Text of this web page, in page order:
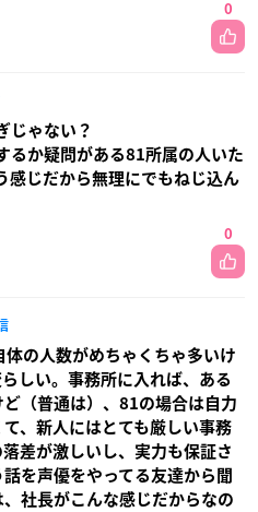
0
じゃない？
るか疑問がある81所属の人いた
感じだから無理にでもねじ込ん
0
の人数がめちゃくちゃ多いけ
しい。事務所に入れば、ある
（普通は）、81の場合は自力
、新人にはとても厳しい事務
差が激しいし、実力も保証さ
を声優をやってる友達から聞
社長がこんな感じだからなの